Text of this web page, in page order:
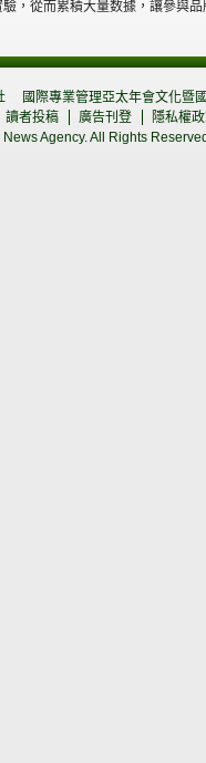
，從而累積大量数據，讓參與
國際專業管理亞太年會文化暨
讀者投稿 廣告刊登
隱私權
Agency. All Rights